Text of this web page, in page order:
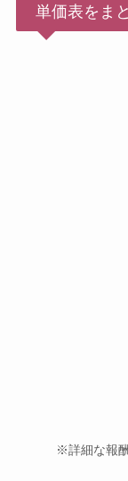
単価表をま
※詳細な報